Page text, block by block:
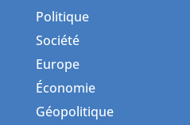
Politique
Société
Europe
Économie
Géopolitique